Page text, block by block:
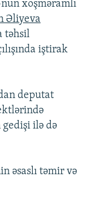
xoşməramlı
Əliyeva
təhsil
iştirak
deputat
ilə də
əsaslı təmir və